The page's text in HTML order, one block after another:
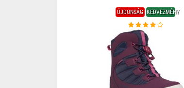
ÚJDONSÁG KEDVEZMÉNY